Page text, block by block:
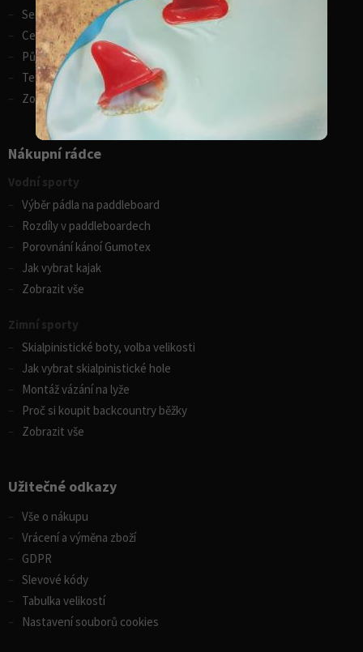
Servis lyží
Celosezonní půjčovna lyží
Půjčovna lyží
Test centrum SPORTEN
Zobrazit vše
Nákupní rádce
Vodní sporty
Výběr pádla na paddleboard
Rozdíly v paddleboardech
Porovnání kánoí Gumotex
Jak vybrat kajak
Zobrazit vše
Zimní sporty
Skialpinistické boty, volba velikosti
Jak vybrat skialpinistické hole
Montáž vázání na lyže
Proč si koupit backcountry běžky
Zobrazit vše
Užitečné odkazy
Vše o nákupu
Vrácení a výměna zboží
GDPR
Slevové kódy
Tabulka velikostí
Nastavení souborů cookies